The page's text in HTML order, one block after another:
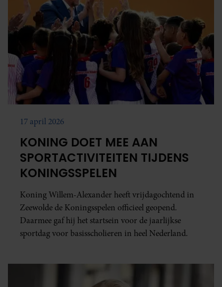
17 april 2026
KONING DOET MEE AAN
SPORTACTIVITEITEN TIJDENS
KONINGSSPELEN
Koning Willem-Alexander heeft vrijdagochtend in
Zeewolde de Koningsspelen officieel geopend.
Daarmee gaf hij het startsein voor de jaarlijkse
sportdag voor basisscholieren in heel Nederland.